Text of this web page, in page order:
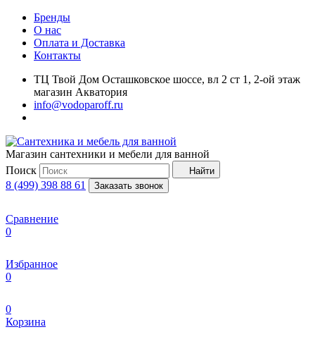
Бренды
О нас
Оплата и Доставка
Контакты
ТЦ Твой Дом Осташковское шоссе, вл 2 ст 1, 2-ой этаж
магазин Акватория
info@vodoparoff.ru
Магазин сантехники и мебели для ванной
Поиск
Найти
8 (499) 398 88 61 Заказать звонок
Сравнение
0
Избранное
0
0
Корзина